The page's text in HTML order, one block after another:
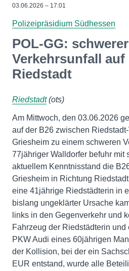
03.06.2026 – 17:01
Polizeipräsidium Südhessen
POL-GG: schwerer
Verkehrsunfall auf
Riedstadt
Riedstadt(ots)
Am Mittwoch, den 03.06.2026
auf der B26 zwischen
Griesheim zu einem schweren
77jähriger Walldorfer befuhr mit
aktuellem Kenntnisstand die
Griesheim in Richtung
eine 41jährige Riedstädterin in
bislang ungeklärter Ursache
links in den Gegenverkehr und
Fahrzeug der Riedstädterin
PKW Audi eines 60jährigen
der Kollision, bei der ein
EUR entstand, wurde alle